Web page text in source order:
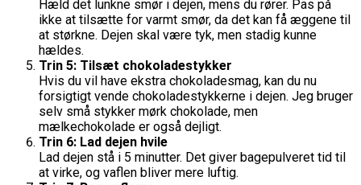
Hæld det lunkne smør i dejen, mens du rører. Pas på
ikke at tilsætte for varmt smør, da det kan få æggene til
at størkne. Dejen skal være tyk, men stadig kunne
hældes.
Trin 5: Tilsæt chokoladestykker
Hvis du vil have ekstra chokoladesmag, kan du nu
forsigtigt vende chokoladestykkerne i dejen. Jeg bruger
selv små stykker mørk chokolade, men
mælkechokolade er også dejligt.
Trin 6: Lad dejen hvile
Lad dejen stå i 5 minutter. Det giver bagepulveret tid til
at virke, og vaflen bliver mere luftig.